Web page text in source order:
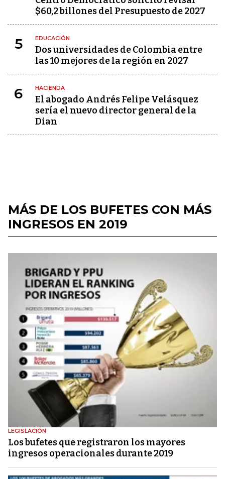
$60,2 billones del Presupuesto de 2027
5 EDUCACIÓN
Dos universidades de Colombia entre
las 10 mejores de la región en 2027
6 HACIENDA
El abogado Andrés Felipe Velásquez
sería el nuevo director general de la
Dian
MÁS DE LOS BUFETES CON MÁS
INGRESOS EN 2019
LEGISLACIÓN
Los bufetes que registraron los mayores
ingresos operacionales durante 2019